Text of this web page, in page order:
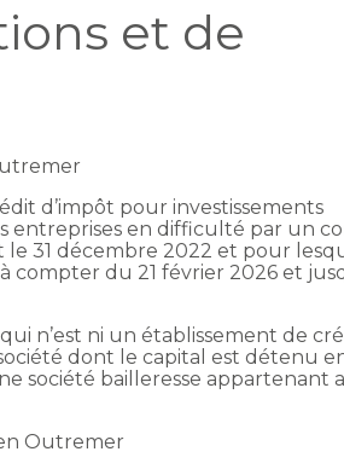
et de
d’impôt pour investissements
entreprises en difficulté par un
31 décembre 2022 et pour
compter du 21 février 2026 et
n’est ni un établissement de
dont le capital est détenu
société bailleresse appartenant
Outremer